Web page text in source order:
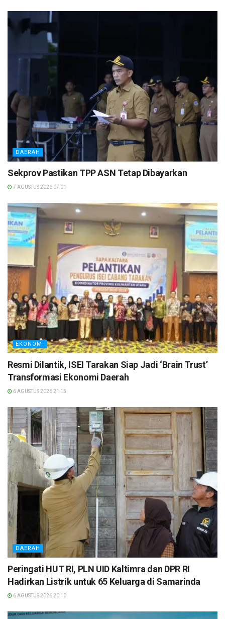
DAERAH
Sekprov Pastikan TPP ASN Tetap Dibayarkan
7 AGUSTUS 2026 07:01
EKONOMI
Resmi Dilantik, ISEI Tarakan Siap Jadi ‘Brain Trust’
Transformasi Ekonomi Daerah
6 AGUSTUS 2026 21:15
DAERAH
Peringati HUT RI, PLN UID Kaltimra dan DPR RI
Hadirkan Listrik untuk 65 Keluarga di Samarinda
6 AGUSTUS 2026 20:10